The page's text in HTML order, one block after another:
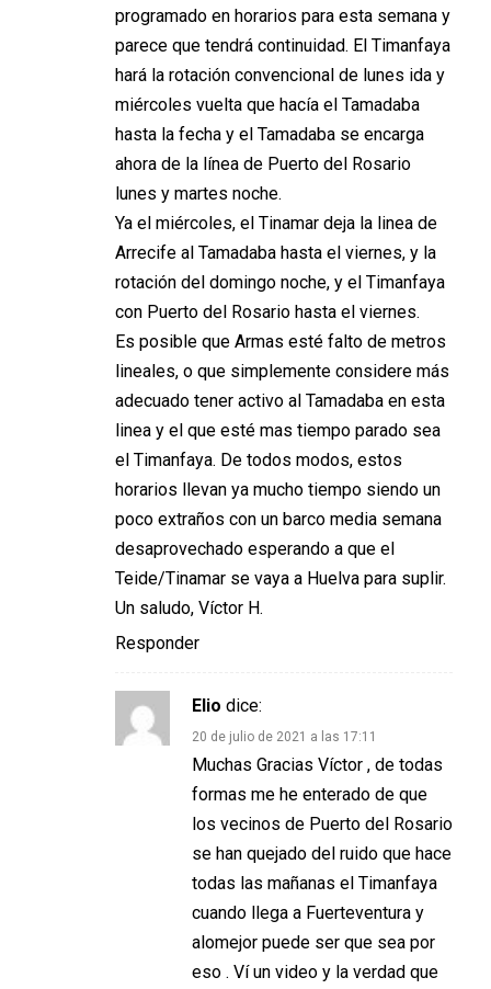
programado en horarios para esta semana y
parece que tendrá continuidad. El Timanfaya
hará la rotación convencional de lunes ida y
miércoles vuelta que hacía el Tamadaba
hasta la fecha y el Tamadaba se encarga
ahora de la línea de Puerto del Rosario
lunes y martes noche.
Ya el miércoles, el Tinamar deja la linea de
Arrecife al Tamadaba hasta el viernes, y la
rotación del domingo noche, y el Timanfaya
con Puerto del Rosario hasta el viernes.
Es posible que Armas esté falto de metros
lineales, o que simplemente considere más
adecuado tener activo al Tamadaba en esta
linea y el que esté mas tiempo parado sea
el Timanfaya. De todos modos, estos
horarios llevan ya mucho tiempo siendo un
poco extraños con un barco media semana
desaprovechado esperando a que el
Teide/Tinamar se vaya a Huelva para suplir.
Un saludo, Víctor H.
Responder
Elio dice:
20 de julio de 2021 a las 17:11
Muchas Gracias Víctor , de todas
formas me he enterado de que
los vecinos de Puerto del Rosario
se han quejado del ruido que hace
todas las mañanas el Timanfaya
cuando llega a Fuerteventura y
alomejor puede ser que sea por
eso . Ví un video y la verdad que